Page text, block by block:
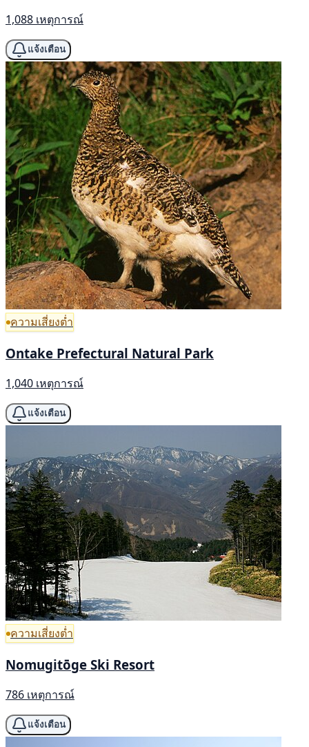
1,088 เหตุการณ์
แจ้งเตือน
ความเสี่ยงต่ำ
Ontake Prefectural Natural Park
1,040 เหตุการณ์
แจ้งเตือน
ความเสี่ยงต่ำ
Nomugitōge Ski Resort
786 เหตุการณ์
แจ้งเตือน